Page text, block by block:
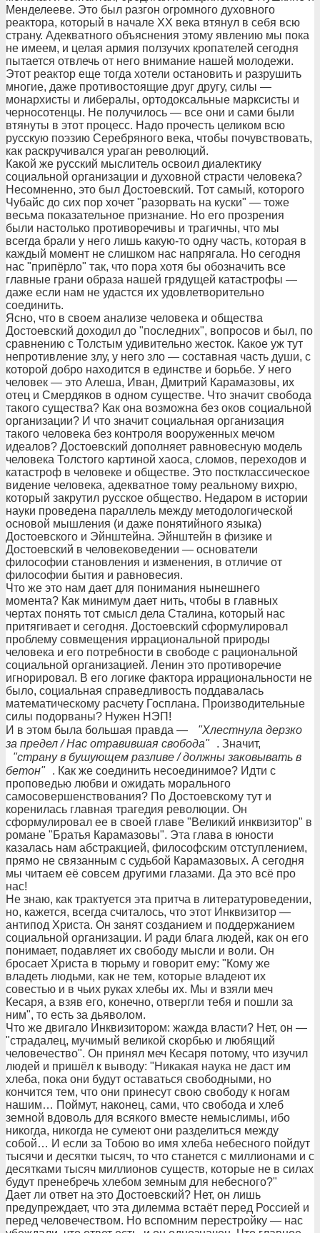
Менделееве. Это был разгон огромного духовного
реактора, который в начале ХХ века втянул в себя всю
страну. Адекватного объяснения этому явлению мы пока
не имеем, и целая армия ползучих кропателей сегодня
пытается отвлечь от него внимание нашей молодежи.
Этот реактор еще тогда хотели остановить и разрушить
многие, даже противостоящие друг другу, силы —
монархисты и либералы, ортодоксальные марксисты и
черносотенцы. Не получилось — все они и сами были
втянуты в этот процесс. Надо прочесть целиком всю
русскую поэзию Серебряного века, чтобы почувствовать,
как раскручивался ураган революций.
Какой же русский мыслитель освоил диалектику
социальной организации и духовной страсти человека?
Несомненно, это был Достоевский. Тот самый, которого
Чубайс до сих пор хочет "разорвать на куски" — тоже
весьма показательное признание. Но его прозрения
были настолько противоречивы и трагичны, что мы
всегда брали у него лишь какую-то одну часть, которая в
каждый момент не слишком нас напрягала. Но сегодня
нас "припёрло" так, что пора хотя бы обозначить все
главные грани образа нашей грядущей катастрофы —
даже если нам не удастся их удовлетворительно
соединить.
Ясно, что в своем анализе человека и общества
Достоевский доходил до "последних", вопросов и был, по
сравнению с Толстым удивительно жесток. Какое уж тут
непротивление злу, у него зло — составная часть души, с
которой добро находится в единстве и борьбе. У него
человек — это Алеша, Иван, Дмитрий Карамазовы, их
отец и Смердяков в одном существе. Что значит свобода
такого существа? Как она возможна без оков социальной
организации? И что значит социальная организация
такого человека без контроля вооруженных мечом
идеалов? Достоевский дополняет равновесную модель
человека Толстого картиной хаоса, сломов, переходов и
катастроф в человеке и обществе. Это постклассическое
видение человека, адекватное тому реальному вихрю,
который закрутил русское общество. Недаром в истории
науки проведена параллель между методологической
основой мышления (и даже понятийного языка)
Достоевского и Эйнштейна. Эйнштейн в физике и
Достоевский в человековедении — основатели
философии становления и изменения, в отличие от
философии бытия и равновесия.
Что же это нам дает для понимания нынешнего
момента? Как минимум дает нить, чтобы в главных
чертах понять тот смысл дела Сталина, который нас
притягивает и сегодня. Достоевский сформулировал
проблему совмещения иррациональной природы
человека и его потребности в свободе с рациональной
социальной организацией. Ленин это противоречие
игнорировал. В его логике фактора иррациональности не
было, социальная справедливость поддавалась
математическому расчету Госплана. Производительные
силы подорваны? Нужен НЭП!
И в этом была большая правда —
"Хлестнула дерзко
за предел / Нас отравившая свобода"
. Значит,
"страну в бушующем разливе / должны заковывать в
бетон"
. Как же соединить несоединимое? Идти с
проповедью любви и ожидать морального
самосовершенствования? По Достоевскому тут и
коренилась главная трагедия революции. Он
сформулировал ее в своей главе "Великий инквизитор" в
романе "Братья Карамазовы". Эта глава в юности
казалась нам абстракцией, философским отступлением,
прямо не связанным с судьбой Карамазовых. А сегодня
мы читаем её совсем другими глазами. Да это всё про
нас!
Не знаю, как трактуется эта притча в литературоведении,
но, кажется, всегда считалось, что этот Инквизитор —
антипод Христа. Он занят созданием и поддержанием
социальной организации. И ради блага людей, как он его
понимает, подавляет их свободу мысли и воли. Он
бросает Христа в тюрьму и говорит ему: "Кому же
владеть людьми, как не тем, которые владеют их
совестью и в чьих руках хлебы их. Мы и взяли меч
Кесаря, а взяв его, конечно, отвергли тебя и пошли за
ним", то есть за дьяволом.
Что же двигало Инквизитором: жажда власти? Нет, он —
"страдалец, мучимый великой скорбью и любящий
человечество". Он принял меч Кесаря потому, что изучил
людей и пришёл к выводу: "Никакая наука не даст им
хлеба, пока они будут оставаться свободными, но
кончится тем, что они принесут свою свободу к ногам
нашим… Поймут, наконец, сами, что свобода и хлеб
земной вдоволь для всякого вместе немыслимы, ибо
никогда, никогда не сумеют они разделиться между
собой… И если за Тобою во имя хлеба небесного пойдут
тысячи и десятки тысяч, то что станется с миллионами и с
десятками тысяч миллионов существ, которые не в силах
будут пренебречь хлебом земным для небесного?"
Дает ли ответ на это Достоевский? Нет, он лишь
предупреждает, что эта дилемма встаёт перед Россией и
перед человечеством. Но вспомним перестройку — нас